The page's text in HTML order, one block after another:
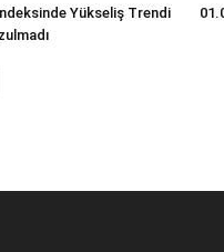
Yükseliş Trendi